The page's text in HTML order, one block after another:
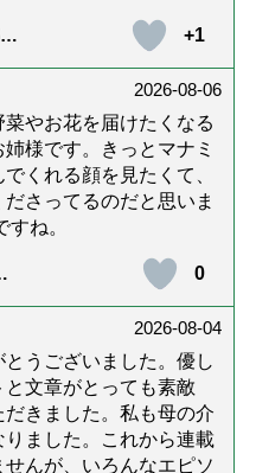
+1
2026-08-06
菜やお花を届けたくなる
様です。きっとマナミ
くれる顔を見たくて、
さってるのだと思いま
ね。
0
2026-08-04
うございました。優し
文章がとっても素敵
きました。私も母の介
ました。これから連載
んが、いろんなエピソ